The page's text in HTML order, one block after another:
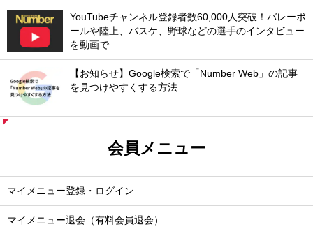
YouTubeチャンネル登録者数60,000人突破！バレーボ
ールや陸上、バスケ、野球などの選手のインタビュー
を動画で
【お知らせ】Google検索で「Number Web」の記事
を見つけやすくする方法
会員メニュー
マイメニュー登録・ログイン
マイメニュー退会（有料会員退会）